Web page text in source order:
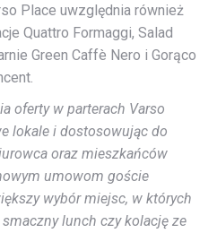
Place uwzględnia również
Quattro Formaggi, Salad
Green Caffè Nero i Gorąco
oferty w parterach Varso
lokale i dostosowując do
oraz mieszkańców
umowom goście
wybór miejsc, w których
lunch czy kolację ze